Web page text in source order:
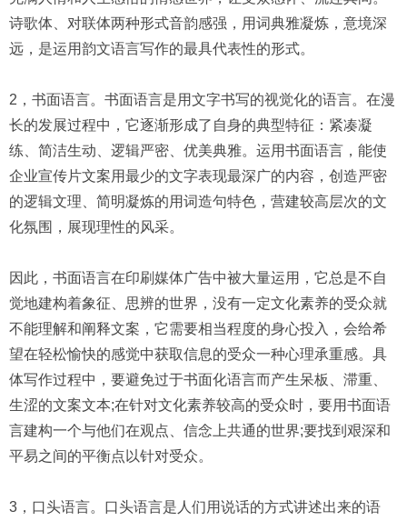
诗歌体、对联体两种形式音韵感强，用词典雅凝炼，意境深
远，是运用韵文语言写作的最具代表性的形式。
2，书面语言。书面语言是用文字书写的视觉化的语言。在漫
长的发展过程中，它逐渐形成了自身的典型特征：紧凑凝
练、简洁生动、逻辑严密、优美典雅。运用书面语言，能使
企业宣传片文案用最少的文字表现最深广的内容，创造严密
的逻辑文理、简明凝炼的用词造句特色，营建较高层次的文
化氛围，展现理性的风采。
因此，书面语言在印刷媒体广告中被大量运用，它总是不自
觉地建构着象征、思辨的世界，没有一定文化素养的受众就
不能理解和阐释文案，它需要相当程度的身心投入，会给希
望在轻松愉快的感觉中获取信息的受众一种心理承重感。具
体写作过程中，要避免过于书面化语言而产生呆板、滞重、
生涩的文案文本;在针对文化素养较高的受众时，要用书面语
言建构一个与他们在观点、信念上共通的世界;要找到艰深和
平易之间的平衡点以针对受众。
3，口头语言。口头语言是人们用说话的方式讲述出来的语